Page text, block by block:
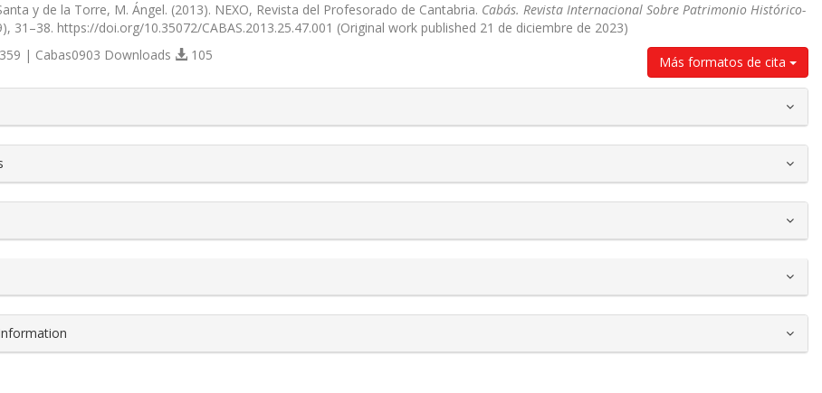
y de la Torre, M. Ángel. (2013). NEXO, Revista del Profesorado de Cantabria. Cabás. Revista Internacional Sobre Patrimonio Histórico-
31–38. https://doi.org/10.35072/CABAS.2013.25.47.001 (Original work published 21 de diciembre de 2023)
Más formatos de cita
| Cabas0903 Downloads 105